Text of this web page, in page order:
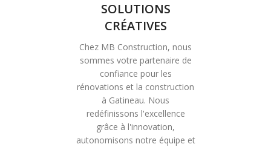
SOLUTIONS
CRÉATIVES
Chez MB Construction, nous
sommes votre partenaire de
confiance pour les
rénovations et la construction
à Gatineau. Nous
redéfinissons l'excellence
grâce à l'innovation,
autonomisons notre équipe et